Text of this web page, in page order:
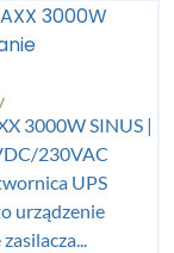
3000W
3000W SINUS |
230VAC
UPS
urządzenie